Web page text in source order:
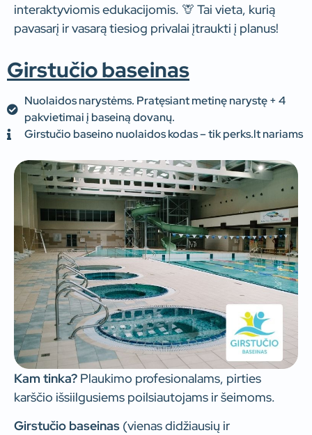
interaktyviomis edukacijomis. 🦒 Tai vieta, kurią
pavasarį ir vasarą tiesiog privalai įtraukti į planus!
Girstučio baseinas
Nuolaidos narystėms. Pratęsiant metinę narystę + 4
pakvietimai į baseiną dovanų.
Girstučio baseino nuolaidos kodas – tik perks.lt nariams
Kam tinka? Plaukimo profesionalams, pirties
karščio išsiilgusiems poilsiautojams ir šeimoms.
Girstučio baseinas (vienas didžiausių ir